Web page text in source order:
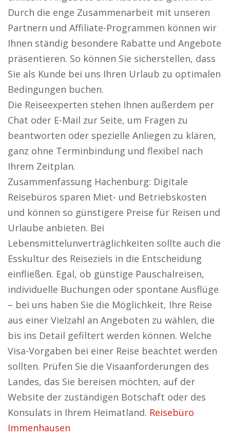
Durch die enge Zusammenarbeit mit unseren
Partnern und Affiliate-Programmen können wir
Ihnen ständig besondere Rabatte und Angebote
präsentieren. So können Sie sicherstellen, dass
Sie als Kunde bei uns Ihren Urlaub zu optimalen
Bedingungen buchen.
Die Reiseexperten stehen Ihnen außerdem per
Chat oder E-Mail zur Seite, um Fragen zu
beantworten oder spezielle Anliegen zu klären,
ganz ohne Terminbindung und flexibel nach
Ihrem Zeitplan.
Zusammenfassung Hachenburg: Digitale
Reisebüros sparen Miet- und Betriebskosten
und können so günstigere Preise für Reisen und
Urlaube anbieten. Bei
Lebensmittelunverträglichkeiten sollte auch die
Esskultur des Reiseziels in die Entscheidung
einfließen. Egal, ob günstige Pauschalreisen,
individuelle Buchungen oder spontane Ausflüge
– bei uns haben Sie die Möglichkeit, Ihre Reise
aus einer Vielzahl an Angeboten zu wählen, die
bis ins Detail gefiltert werden können. Welche
Visa-Vorgaben bei einer Reise beachtet werden
sollten. Prüfen Sie die Visaanforderungen des
Landes, das Sie bereisen möchten, auf der
Website der zuständigen Botschaft oder des
Konsulats in Ihrem Heimatland. Reisebüro
Immenhausen